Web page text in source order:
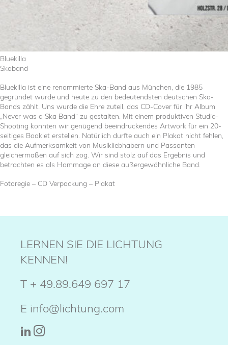
Bluekilla
Skaband
Bluekilla ist eine renommierte Ska-Band aus München, die 1985
gegründet wurde und heute zu den bedeutendsten deutschen Ska-
Bands zählt. Uns wurde die Ehre zuteil, das CD-Cover für ihr Album
„Never was a Ska Band“ zu gestalten. Mit einem produktiven Studio-
Shooting konnten wir genügend beeindruckendes Artwork für ein 20-
seitiges Booklet erstellen. Natürlich durfte auch ein Plakat nicht fehlen,
das die Aufmerksamkeit von Musikliebhabern und Passanten
gleichermaßen auf sich zog. Wir sind stolz auf das Ergebnis und
betrachten es als Hommage an diese außergewöhnliche Band.
Fotoregie – CD Verpackung – Plakat
LERNEN SIE DIE LICHTUNG
KENNEN!
T + 49.89.649 697 17
E info@lichtung.com